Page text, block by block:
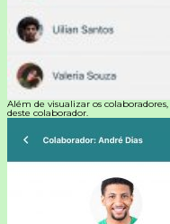
Além de visualizar os
deste colaborador.